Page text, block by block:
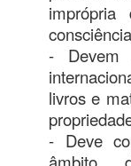
- Devem
livros e
- Deve
âmbito